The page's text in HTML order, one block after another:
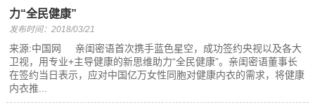
力“全民健康”
发布时间：2018/03/21
来源:中国网 亲闺密语首次携手蓝色星空，成功签约央视以及各大
卫视，用专业+主导健康的新思维助力“全民健康”。亲闺密语董事长
在签约当日表示，应对中国亿万女性同胞对健康内衣的需求，将健康
内衣推...